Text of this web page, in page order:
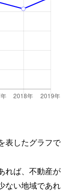
表したグラフで
れば、不動産が
ない地域であれ